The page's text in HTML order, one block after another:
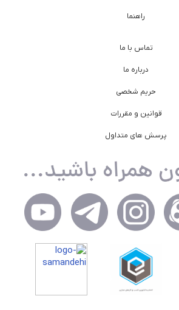
راهنما
تماس با ما
درباره ما
حریم شخصی
قوانین و مقررات
پرسش های متداول